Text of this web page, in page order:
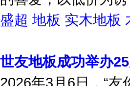
的喜爱，以低价为
盛超
地板 实木地板
世友地板成功举办